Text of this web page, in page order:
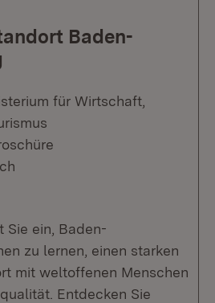
Baden-
für Wirtschaft,
Sie ein, Baden-
zu lernen, einen starken
mit weltoffenen Menschen
Entdecken Sie